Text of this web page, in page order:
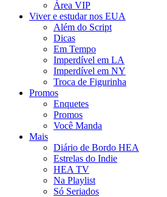
Área VIP
Viver e estudar nos EUA
Além do Script
Dicas
Em Tempo
Imperdível em LA
Imperdível em NY
Troca de Figurinha
Promos
Enquetes
Promos
Você Manda
Mais
Diário de Bordo HEA
Estrelas do Indie
HEA TV
Na Playlist
Só Seriados